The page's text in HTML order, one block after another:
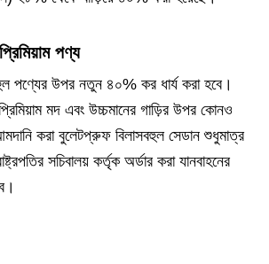
পণ্য
পণ্যের উপর নতুন ৪০% কর ধার্য করা হবে।
মদ এবং উচ্চমানের গাড়ির উপর কোনও
করা বুলেটপ্রুফ বিলাসবহুল সেডান শুধুমাত্র
সচিবালয় কর্তৃক অর্ডার করা যানবাহনের